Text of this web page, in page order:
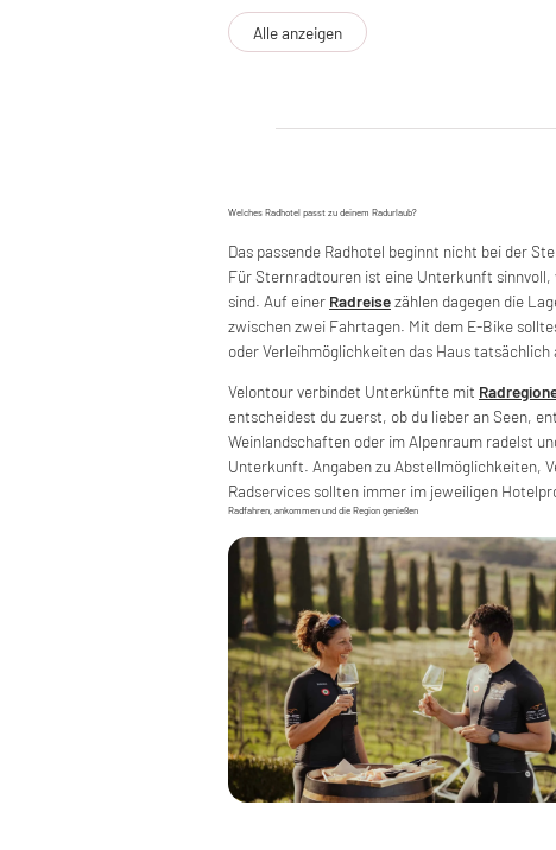
Alle anzeigen
Welches Radhotel passt zu deinem Radurlaub?
Das passende Radhotel beginnt nicht bei der
Für Sternradtouren ist eine Unterkunft sinnvoll,
sind. Auf einer Radreisezählen dagegen die
zwischen zwei Fahrtagen. Mit dem E-Bike
oder Verleihmöglichkeiten das Haus tatsächlich
Velontour verbindet Unterkünfte mit
entscheidest du zuerst, ob du lieber an Seen,
Weinlandschaften oder im Alpenraum radelst
Unterkunft. Angaben zu Abstellmöglichkeiten,
Radservices sollten immer im jeweiligen
Radfahren, ankommen und die Region genießen